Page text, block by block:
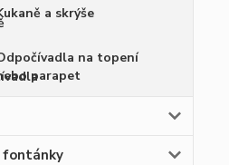
a skrýše
na topení
parapet
fontánky